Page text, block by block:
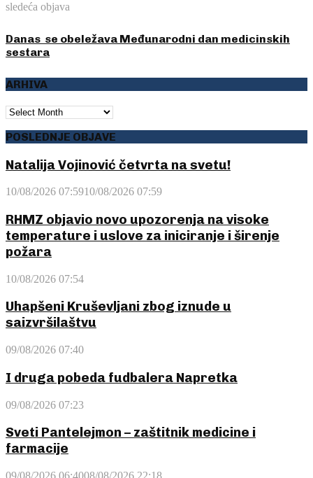
sledeća objava
Danas se obeležava Međunarodni dan medicinskih
sestara
ARHIVA
ARHIVA
POSLEDNJE OBJAVE
Natalija Vojinović četvrta na svetu!
10/08/2026 07:5910/08/2026 07:59
RHMZ objavio novo upozorenja na visoke
temperature i uslove za iniciranje i širenje
požara
10/08/2026 07:54
Uhapšeni Kruševljani zbog iznude u
saizvršilaštvu
09/08/2026 07:40
I druga pobeda fudbalera Napretka
09/08/2026 07:23
Sveti Pantelejmon – zaštitnik medicine i
farmacije
09/08/2026 06:4008/08/2026 22:18